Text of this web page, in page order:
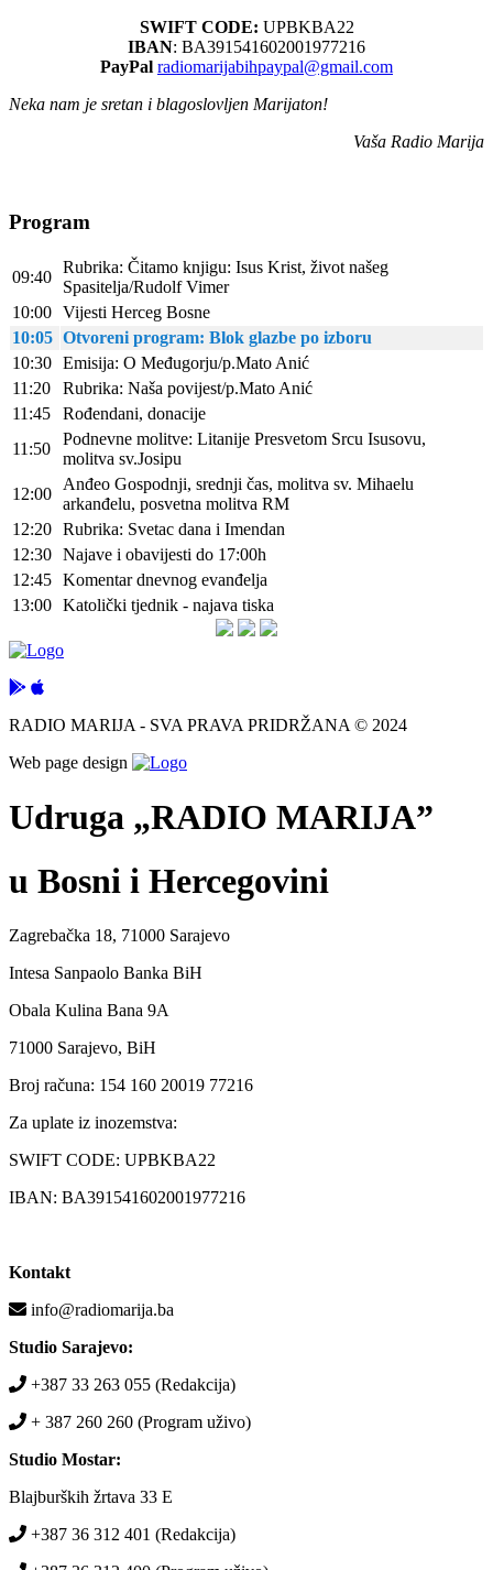
SWIFT CODE: UPBKBA22
IBAN: BA391541602001977216
PayPal radiomarijabihpaypal@gmail.com
Neka nam je sretan i blagoslovljen Marijaton!
Vaša Radio Marija
Program
09:40
Rubrika: Čitamo knjigu: Isus Krist, život našeg
Spasitelja/Rudolf Vimer
10:00 Vijesti Herceg Bosne
10:05 Otvoreni program: Blok glazbe po izboru
10:30 Emisija: O Međugorju/p.Mato Anić
11:20
Rubrika: Naša povijest/p.Mato Anić
11:45
Rođendani, donacije
11:50
Podnevne molitve: Litanije Presvetom Srcu Isusovu,
molitva sv.Josipu
12:00
Anđeo Gospodnji, srednji čas, molitva sv. Mihaelu
arkanđelu, posvetna molitva RM
12:20 Rubrika: Svetac dana i Imendan
12:30 Najave i obavijesti do 17:00h
12:45 Komentar dnevnog evanđelja
13:00 Katolički tjednik - najava tiska
RADIO MARIJA - SVA PRAVA PRIDRŽANA © 2024
Web page design
Udruga „RADIO MARIJA”
u Bosni i Hercegovini
Zagrebačka 18, 71000 Sarajevo
Intesa Sanpaolo Banka BiH
Obala Kulina Bana 9A
71000 Sarajevo, BiH
Broj računa: 154 160 20019 77216
Za uplate iz inozemstva:
SWIFT CODE: UPBKBA22
IBAN: BA391541602001977216
Kontakt
info@radiomarija.ba
Studio Sarajevo:
+387 33 263 055 (Redakcija)
+ 387 260 260 (Program uživo)
Studio Mostar:
Blajburških žrtava 33 E
+387 36 312 401 (Redakcija)